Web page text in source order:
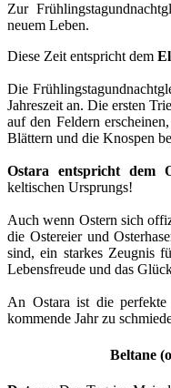
Zur
neuem Leben.
Diese Zeit entspricht dem
Die
Jahreszeit an. Die ersten
auf den Feldern
Blättern und die Knospen
Ostara entspricht dem
keltischen Ursprungs!
Auch wenn Ostern sich
die Ostereier und
sind, ein starkes Zeugnis
Lebensfreude und das
An Ostara ist die
kommende Jahr zu
Beltane